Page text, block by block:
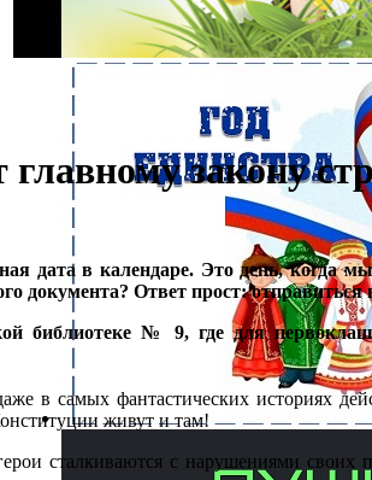
главному закону
дата в календаре. Это день,
документа? Ответ прост: отправиться
библиотеке № 9, где для
в самых фантастических историях
живут и там!
сталкиваются с нарушениями